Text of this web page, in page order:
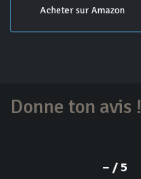
Acheter sur Amazon
Donne ton avis !
– / 5